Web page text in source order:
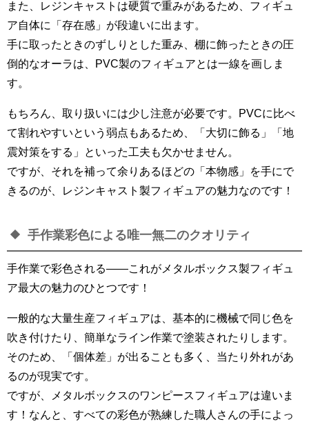
また、レジンキャストは硬質で重みがあるため、フィギュ
ア自体に「存在感」が段違いに出ます。
手に取ったときのずしりとした重み、棚に飾ったときの圧
倒的なオーラは、PVC製のフィギュアとは一線を画しま
す。
もちろん、取り扱いには少し注意が必要です。PVCに比べ
て割れやすいという弱点もあるため、「大切に飾る」「地
震対策をする」といった工夫も欠かせません。
ですが、それを補って余りあるほどの「本物感」を手にで
きるのが、レジンキャスト製フィギュアの魅力なのです！
手作業彩色による唯一無二のクオリティ
手作業で彩色される――これがメタルボックス製フィギュ
ア最大の魅力のひとつです！
一般的な大量生産フィギュアは、基本的に機械で同じ色を
吹き付けたり、簡単なライン作業で塗装されたりします。
そのため、「個体差」が出ることも多く、当たり外れがあ
るのが現実です。
ですが、メタルボックスのワンピースフィギュアは違いま
す！なんと、すべての彩色が熟練した職人さんの手によっ